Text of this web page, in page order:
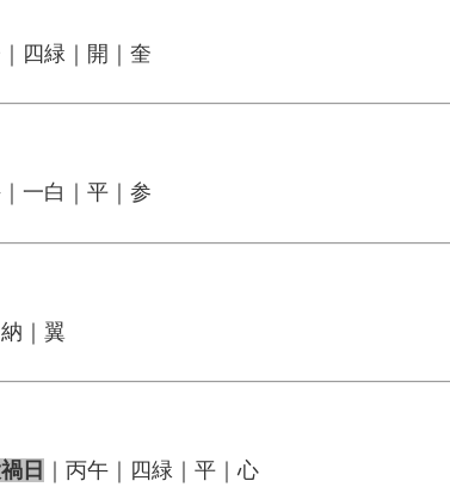
｜四緑｜開｜奎
｜一白｜平｜参
｜翼
日 ｜丙午｜四緑｜平｜心